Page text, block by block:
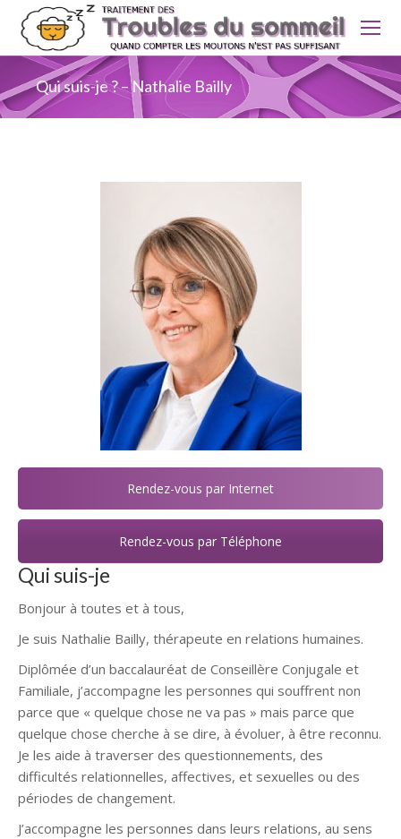
Qui suis-je ? – Nathalie Bailly
Qui suis-je
Bonjour à toutes et à tous,
Je suis Nathalie Bailly, thérapeute en relations humaines.
Diplômée d’un baccalauréat de Conseillère Conjugale et
Familiale, j’accompagne les personnes qui souffrent non
parce que « quelque chose ne va pas » mais parce que
quelque chose cherche à se dire, à évoluer, à être reconnu.
Je les aide à traverser des questionnements, des
difficultés relationnelles, affectives, et sexuelles ou des
périodes de changement.
J’accompagne les personnes dans leurs relations, au sens
Rendez-vous par Internet
Rendez-vous par Téléphone